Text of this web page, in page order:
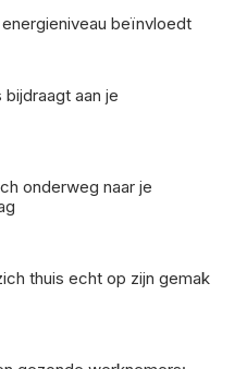
beïnvloedt
aan je
onderweg naar je
thuis echt op zijn gemak